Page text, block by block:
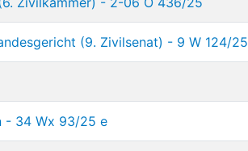
(9. Zivilsenat) - 9 W 124/25
- 34 Wx 93/25 e